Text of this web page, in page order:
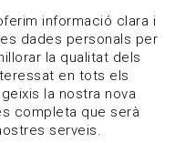
informació clara i
dades personals per
la qualitat dels
en tots els
la nostra nova
completa que serà
serveis.